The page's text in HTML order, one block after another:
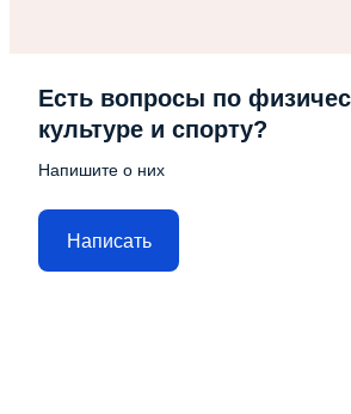
Есть вопросы по
культуре и спорту?
Напишите о них
Написать